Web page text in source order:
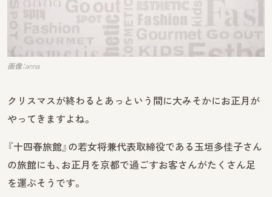
画像：anna
クリスマスが終わるとあっという間に大みそかにお正月が
やってきますよね。
『十四春旅館』の若女将兼代表取締役である玉垣多佳子さん
の旅館にも、お正月を京都で過ごすお客さんがたくさん足
を運ぶそうです。